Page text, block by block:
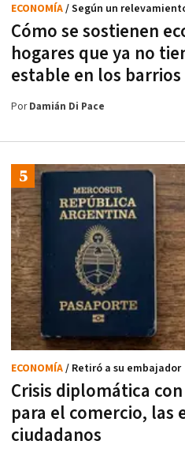
Cómo se sostienen
hogares que ya no
estable en los
ECONOMÍA/ Según un
PorDamián Di Pace
Crisis diplomática
para el comercio, las
ciudadanos
ECONOMÍA/ Retiró a su embajador